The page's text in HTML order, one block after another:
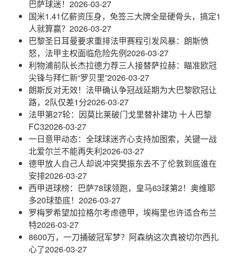
巴萨球迷！ 2026-03-27
国米1.41亿薪资压身，免签三大牌全是硬骨头，搞定1
人就算赢？ 2026-03-27
巴黎圣日耳曼要求重排法甲赛程引发风暴：朗斯愤
怒，法甲主权面临危险先例2026-03-27
利物浦前队长杰拉德力荐三人接替萨拉赫：瞄准欧冠
尖锋与拜仁新“罗贝里”2026-03-27
朗斯反对无效！法甲确认争冠战延期为大巴黎欧冠让
路，2队仅差1分2026-03-27
法甲第27轮：因莫比莱破门戈里替补建功 十人巴黎
FC32026-03-27
一日意甲动态：全球球迷齐心支持加图索，关键一战
北爱尔兰不能再失利2026-03-27
德甲放人自己人却说冲突樊振东去不了伦敦到底谁在
安排2026-03-27
西甲进球榜：巴萨78球领跑，皇马63球第2！奥维耶
多20球垫底！ 2026-03-27
罗梅罗希望加拉格尔考虑德甲，埃梅里也许适合布兰
特2026-03-27
8600万，一刀捅破冠军梦？阿森纳这次真被切尔西扎
心了2026-03-27